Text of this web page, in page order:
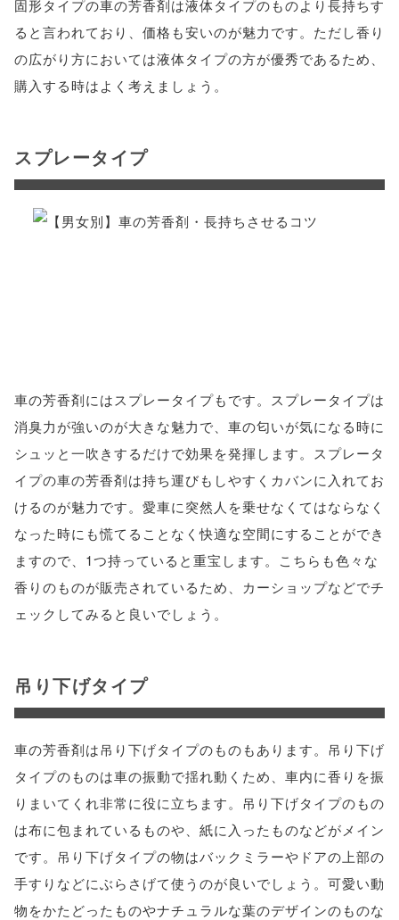
固形タイプの車の芳香剤は液体タイプのものより長持ちす
ると言われており、価格も安いのが魅力です。ただし香り
の広がり方においては液体タイプの方が優秀であるため、
購入する時はよく考えましょう。
スプレータイプ
車の芳香剤にはスプレータイプもです。スプレータイプは
消臭力が強いのが大きな魅力で、車の匂いが気になる時に
シュッと一吹きするだけで効果を発揮します。スプレータ
イプの車の芳香剤は持ち運びもしやすくカバンに入れてお
けるのが魅力です。愛車に突然人を乗せなくてはならなく
なった時にも慌てることなく快適な空間にすることができ
ますので、1つ持っていると重宝します。こちらも色々な
香りのものが販売されているため、カーショップなどでチ
ェックしてみると良いでしょう。
吊り下げタイプ
車の芳香剤は吊り下げタイプのものもあります。吊り下げ
タイプのものは車の振動で揺れ動くため、車内に香りを振
りまいてくれ非常に役に立ちます。吊り下げタイプのもの
は布に包まれているものや、紙に入ったものなどがメイン
です。吊り下げタイプの物はバックミラーやドアの上部の
手すりなどにぶらさげて使うのが良いでしょう。可愛い動
物をかたどったものやナチュラルな葉のデザインのものな